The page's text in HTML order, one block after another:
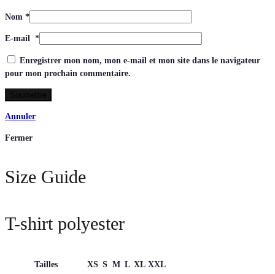
Nom *
E-mail *
Enregistrer mon nom, mon e-mail et mon site dans le navigateur
pour mon prochain commentaire.
Annuler
Fermer
Size Guide
T-shirt polyester
Tailles XS S M L XL XXL